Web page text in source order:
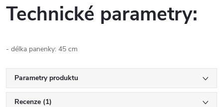
Technické parametry:
- délka panenky: 45 cm
Parametry produktu
Recenze (1)